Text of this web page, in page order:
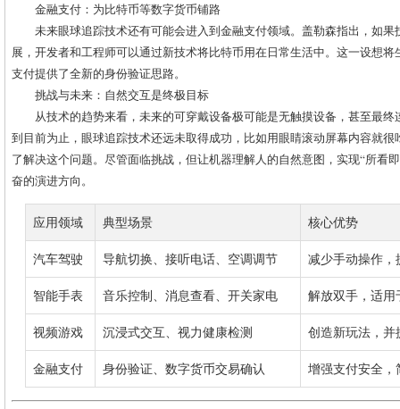
金融支付：为比特币等数字货币铺路
未来眼球追踪技术还有可能会进入到金融支付领域。盖勒森指出，如
展，开发者和工程师可以通过新技术将比特币用在日常生活中。这一设想
支付提供了全新的身份验证思路。
挑战与未来：自然交互是终极目标
从技术的趋势来看，未来的可穿戴设备极可能是无触摸设备，甚至最
到目前为止，眼球追踪技术还远未取得成功，比如用眼睛滚动屏幕内容就
了解决这个问题。尽管面临挑战，但让机器理解人的自然意图，实现“所看
奋的演进方向。
应用领域 典型场景 核心优势
汽车驾驶 导航切换、接听电话、空调调节 减少手动操作，
智能手表 音乐控制、消息查看、开关家电 解放双手，适
视频游戏 沉浸式交互、视力健康检测 创造新玩法，
金融支付 身份验证、数字货币交易确认 增强支付安全，